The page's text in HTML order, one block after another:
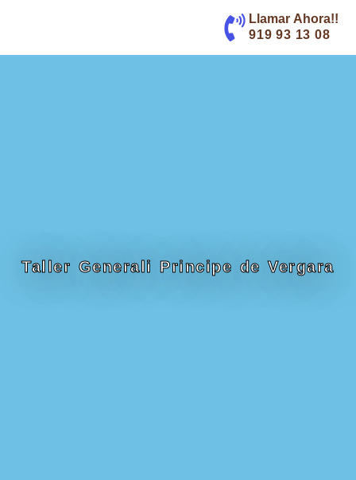
Llamar Ahora!!
919 93 13 08
Taller Generali Principe de Vergara